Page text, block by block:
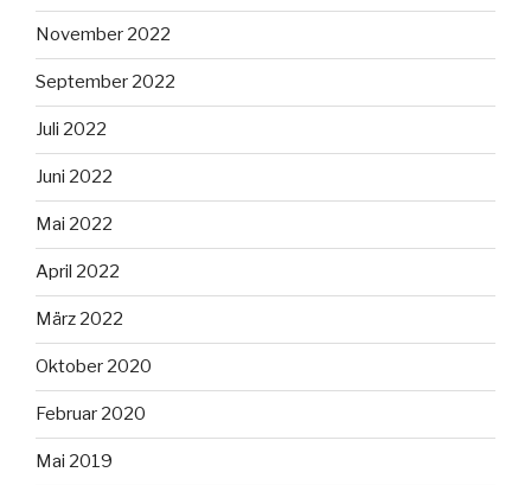
November 2022
September 2022
Juli 2022
Juni 2022
Mai 2022
April 2022
März 2022
Oktober 2020
Februar 2020
Mai 2019